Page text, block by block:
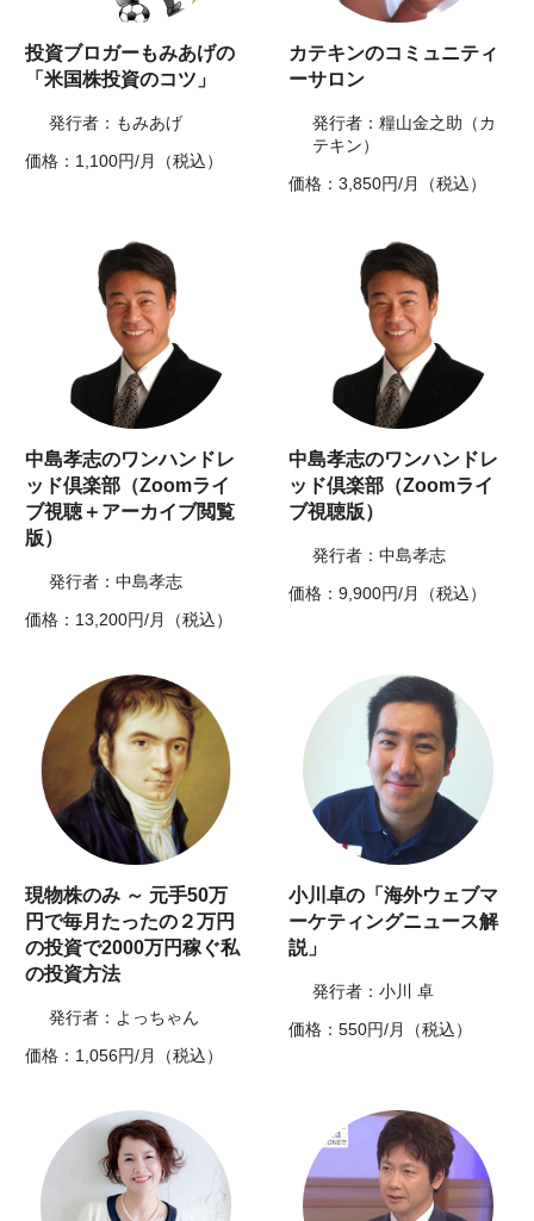
投資ブロガーもみあげの
「米国株投資のコツ」
発行者：もみあげ
価格：1,100円/月（税込）
カテキンのコミュニティ
ーサロン
発行者：糧山金之助（カ
テキン）
価格：3,850円/月（税込）
中島孝志のワンハンドレ
ッド倶楽部（Zoomライ
ブ視聴＋アーカイブ閲覧
版）
発行者：中島孝志
価格：13,200円/月（税込）
中島孝志のワンハンドレ
ッド倶楽部（Zoomライ
ブ視聴版）
発行者：中島孝志
価格：9,900円/月（税込）
現物株のみ ～ 元手50万
円で毎月たったの２万円
の投資で2000万円稼ぐ私
の投資方法
発行者：よっちゃん
価格：1,056円/月（税込）
小川卓の「海外ウェブマ
ーケティングニュース解
説」
発行者：小川 卓
価格：550円/月（税込）